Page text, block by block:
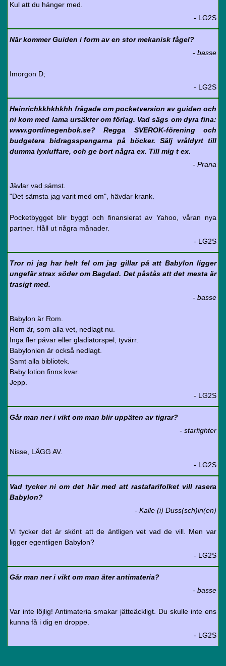
Kul att du hänger med.
- LG2S
När kommer Guiden i form av en stor mekanisk fågel?
- basse
Imorgon D;
- LG2S
Heinrichkkhkhkhh frågade om pocketversion av guiden och
ni kom med lama ursäkter om förlag. Vad sägs om dyra fina:
www.gordinegenbok.se? Regga SVEROK-förening och
budgetera bidragsspengarna på böcker. Sälj vråldyrt till
dumma lyxluffare, och ge bort några ex. Till mig t ex.
- Prana
Jävlar vad sämst.
"Det sämsta jag varit med om", hävdar krank.
Pocketbygget blir byggt och finansierat av Yahoo, våran nya
partner. Håll ut några månader.
- LG2S
Tror ni jag har helt fel om jag gillar på att Babylon ligger
ungefär strax söder om Bagdad. Det påstås att det mesta är
trasigt med.
- basse
Babylon är Rom.
Rom är, som alla vet, nedlagt nu.
Inga fler påvar eller gladiatorspel, tyvärr.
Babylonien är också nedlagt.
Samt alla bibliotek.
Baby lotion finns kvar.
Jepp.
- LG2S
Går man ner i vikt om man blir uppäten av tigrar?
- starfighter
Nisse, LÄGG AV.
- LG2S
Vad tycker ni om det här med att rastafarifolket vill rasera
Babylon?
- Kalle (i) Duss(sch)in(en)
Vi tycker det är skönt att de äntligen vet vad de vill. Men var
ligger egentligen Babylon?
- LG2S
Går man ner i vikt om man äter antimateria?
- basse
Var inte löjlig! Antimateria smakar jätteäckligt. Du skulle inte ens
kunna få i dig en droppe.
- LG2S